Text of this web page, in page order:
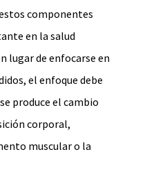
componentes
en la salud
lugar de enfocarse en
el enfoque debe
produce el cambio
corporal,
muscular o la